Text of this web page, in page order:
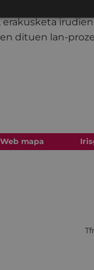
erakusketa
dituen lan-
Web mapa